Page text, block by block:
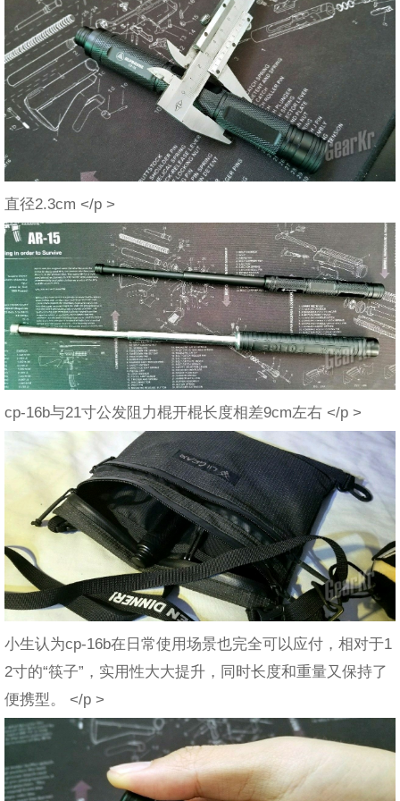
直径2.3cm </p >
cp-16b与21寸公发阻力棍开棍长度相差9cm左右 </p >
小生认为cp-16b在日常使用场景也完全可以应付，相对于1
2寸的“筷子”，实用性大大提升，同时长度和重量又保持了
便携型。 </p >